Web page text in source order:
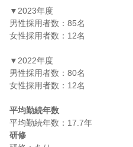
▼2023年度
男性採用者数：85名
女性採用者数：12名
▼2022年度
男性採用者数：80名
女性採用者数：12名
平均勤続年数
研修